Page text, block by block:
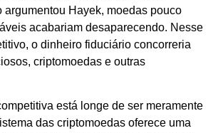
argumentou Hayek, moedas pouco
acabariam desaparecendo. Nesse
o dinheiro fiduciário concorreria
criptomoedas e outras
está longe de ser meramente
das criptomoedas oferece uma